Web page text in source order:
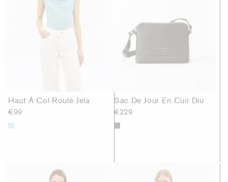
Haut À Col Roulé Jela
€99
Sac De Jour En Cuir Diu
€229